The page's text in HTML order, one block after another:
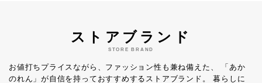
ストアブランド
STORE BRAND
お値打ちプライスながら、ファッション性も兼ね備えた、
「あか
のれん」が自信を持っておすすめするストアブランド。
暮らしに